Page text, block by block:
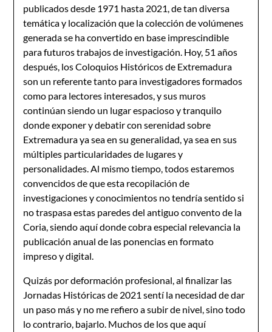
publicados desde 1971 hasta 2021, de tan diversa
temática y localización que la colección de volúmenes
generada se ha convertido en base imprescindible
para futuros trabajos de investigación. Hoy, 51 años
después, los Coloquios Históricos de Extremadura
son un referente tanto para investigadores formados
como para lectores interesados, y sus muros
continúan siendo un lugar espacioso y tranquilo
donde exponer y debatir con serenidad sobre
Extremadura ya sea en su generalidad, ya sea en sus
múltiples particularidades de lugares y
personalidades. Al mismo tiempo, todos estaremos
convencidos de que esta recopilación de
investigaciones y conocimientos no tendría sentido si
no traspasa estas paredes del antiguo convento de la
Coria, siendo aquí donde cobra especial relevancia la
publicación anual de las ponencias en formato
impreso y digital.
Quizás por deformación profesional, al finalizar las
Jornadas Históricas de 2021 sentí la necesidad de dar
un paso más y no me refiero a subir de nivel, sino todo
lo contrario, bajarlo. Muchos de los que aquí